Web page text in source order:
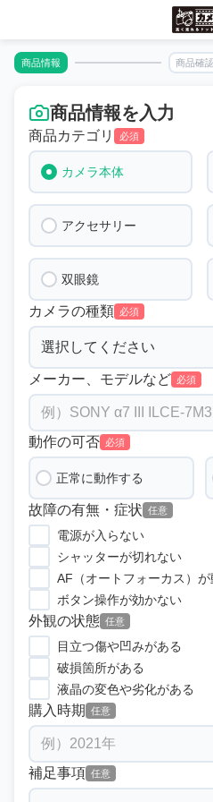
商品情報 商品確
商品情報を入力
商品カテゴリ 必須
カメラ本体
アクセサリー
双眼鏡
カメラの種類 必須
メーカー、モデルなど 必須
動作の可否 必須
正常に動作する
故障の有無・症状 任意
電源が入らない
シャッターが切れない
AF（オートフォーカス）
ボタン操作が効かない
外観の状態 任意
目立つ傷や凹みがある
破損箇所がある
液晶の変色や劣化がある
購入時期 任意
補足事項 任意